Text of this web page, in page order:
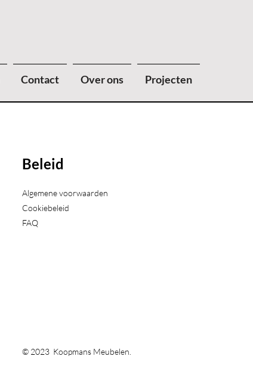
Contact Over ons Projecten
Beleid
Algemene voorwaarden
Cookiebeleid
FAQ
© 2023 Koopmans Meubelen.